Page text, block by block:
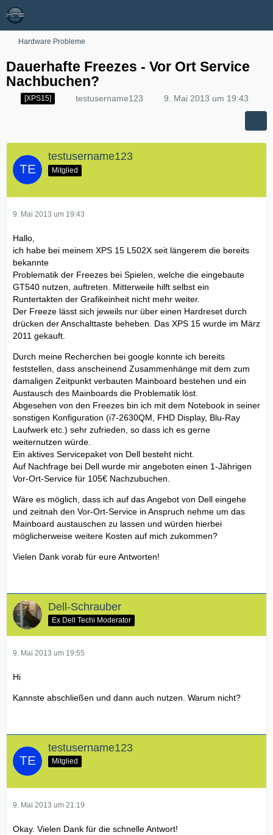
Hardware Probleme
Dauerhafte Freezes - Vor Ort Service
Nachbuchen?
[XPS15] testusername123 9. Mai 2013 um 19:43
testusername123
Mitglied
9. Mai 2013 um 19:43
Hallo,
ich habe bei meinem XPS 15 L502X seit längerem die bereits
bekannte
Problematik der Freezes bei Spielen, welche die eingebaute
GT540 nutzen, auftreten. Mitterweile hilft selbst ein
Runtertakten der Grafikeinheit nicht mehr weiter.
Der Freeze lässt sich jeweils nur über einen Hardreset durch
drücken der Anschalttaste beheben. Das XPS 15 wurde im März
2011 gekauft.
Durch meine Recherchen bei google konnte ich bereits
feststellen, dass anscheinend Zusammenhänge mit dem zum
damaligen Zeitpunkt verbauten Mainboard bestehen und ein
Austausch des Mainboards die Problematik löst.
Abgesehen von den Freezes bin ich mit dem Notebook in seiner
sonstigen Konfiguration (i7-2630QM, FHD Display, Blu-Ray
Laufwerk etc.) sehr zufrieden, so dass ich es gerne
weiternutzen würde.
Ein aktives Servicepaket von Dell besteht nicht.
Auf Nachfrage bei Dell wurde mir angeboten einen 1-Jährigen
Vor-Ort-Service für 105€ Nachzubuchen.
Wäre es möglich, dass ich auf das Angebot von Dell eingehe
und zeitnah den Vor-Ort-Service in Anspruch nehme um das
Mainboard austauschen zu lassen und würden hierbei
möglicherweise weitere Kosten auf mich zukommen?
Vielen Dank vorab für eure Antworten!
Dell-Schrauber
Ex Dell Techi Moderator
9. Mai 2013 um 19:55
Hi
Kannste abschließen und dann auch nutzen. Warum nicht?
testusername123
Mitglied
9. Mai 2013 um 21:19
Okay. Vielen Dank für die schnelle Antwort!